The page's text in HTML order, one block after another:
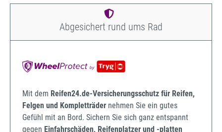
Abgesichert rund ums Rad
Mit dem Reifen24.de-Versicherungsschutz für Reifen,
Felgen und Kompletträder nehmen Sie ein gutes
Gefühl mit an Bord. Sichern Sie sich ganz entspannt
gegen Einfahrschäden, Reifenplatzer und -platten